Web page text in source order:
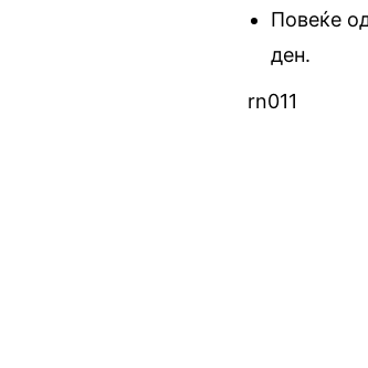
Повеќе
ден.
rn011